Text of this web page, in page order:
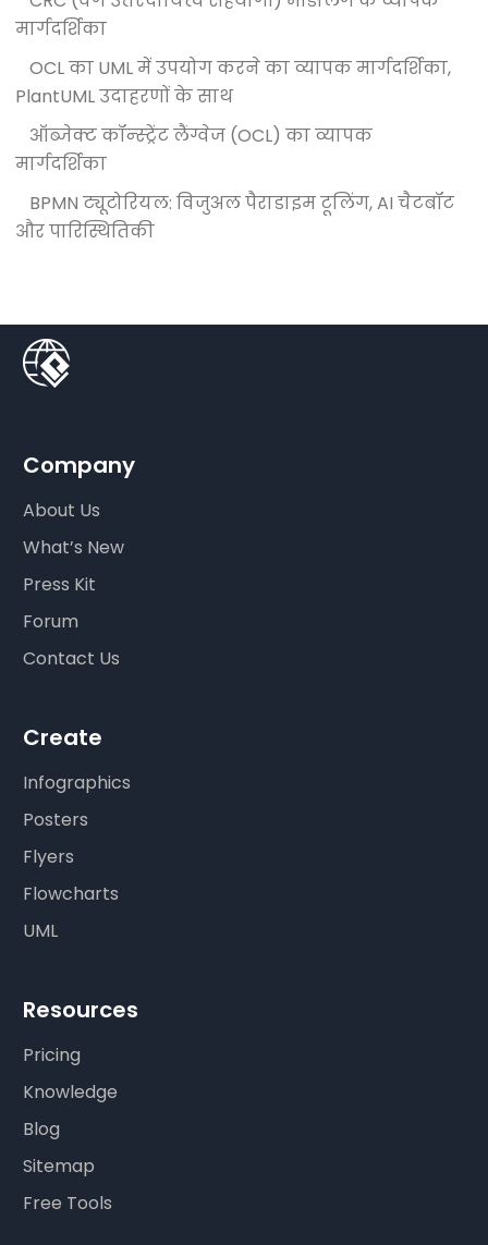
मार्गदर्शिका
OCL का UML में उपयोग करने का व्यापक मार्गदर्शिका,
PlantUML उदाहरणों के साथ
ऑब्जेक्ट कॉन्स्ट्रेंट लैंग्वेज (OCL) का व्यापक
मार्गदर्शिका
BPMN ट्यूटोरियल: विजुअल पैराडाइम टूलिंग, AI चैटबॉट
और पारिस्थितिकी
Company
About Us
What’s New
Press Kit
Forum
Contact Us
Create
Infographics
Posters
Flyers
Flowcharts
UML
Resources
Pricing
Knowledge
Blog
Sitemap
Free Tools